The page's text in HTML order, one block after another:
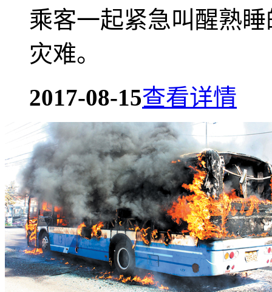
乘客一起紧急叫醒熟
灾难。
2017-08-15查看详情